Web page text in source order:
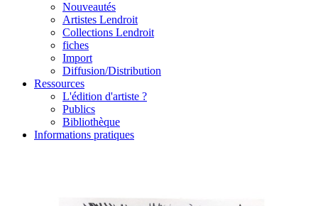
Nouveautés
Artistes Lendroit
Collections Lendroit
fiches
Import
Diffusion/Distribution
Ressources
L'édition d'artiste ?
Publics
Bibliothèque
Informations pratiques